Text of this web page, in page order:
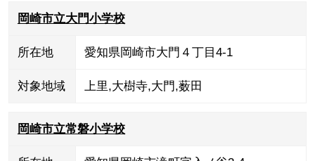
岡崎市立大門小学校
所在地 愛知県岡崎市大門４丁目4-1
対象地域 上里,大樹寺,大門,薮田
岡崎市立常磐小学校